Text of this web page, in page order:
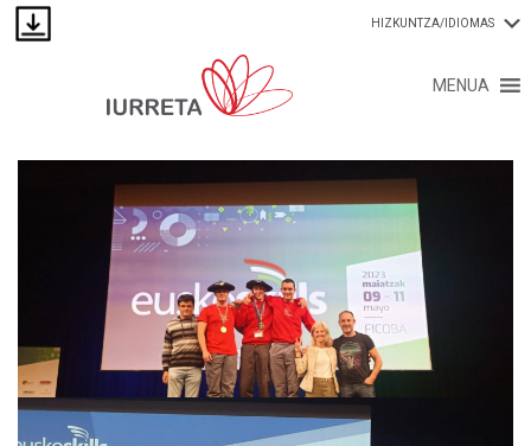
HIZKUNTZA/IDIOMAS
MENUA